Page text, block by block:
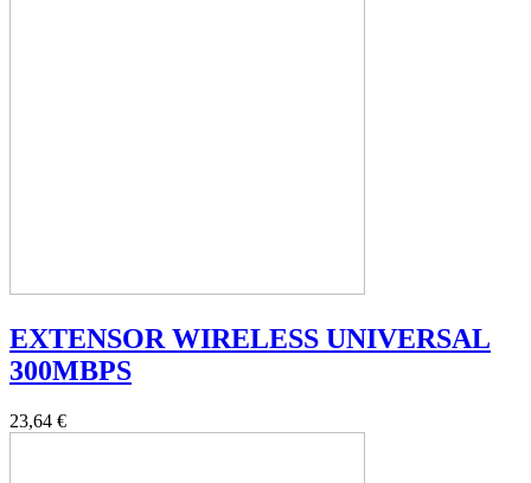
EXTENSOR WIRELESS UNIVERSAL
300MBPS
23,64 €